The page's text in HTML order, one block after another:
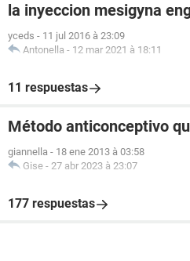
la inyeccion mesigyna
yceds - 11 jul 2016 à 23:09
Antonella - 12 mar 2021 à 18:11
11 respuestas
Método anticonceptivo
giannella - 18 ene 2013 à 03:58
Gise - 27 abr 2023 à 23:07
177 respuestas